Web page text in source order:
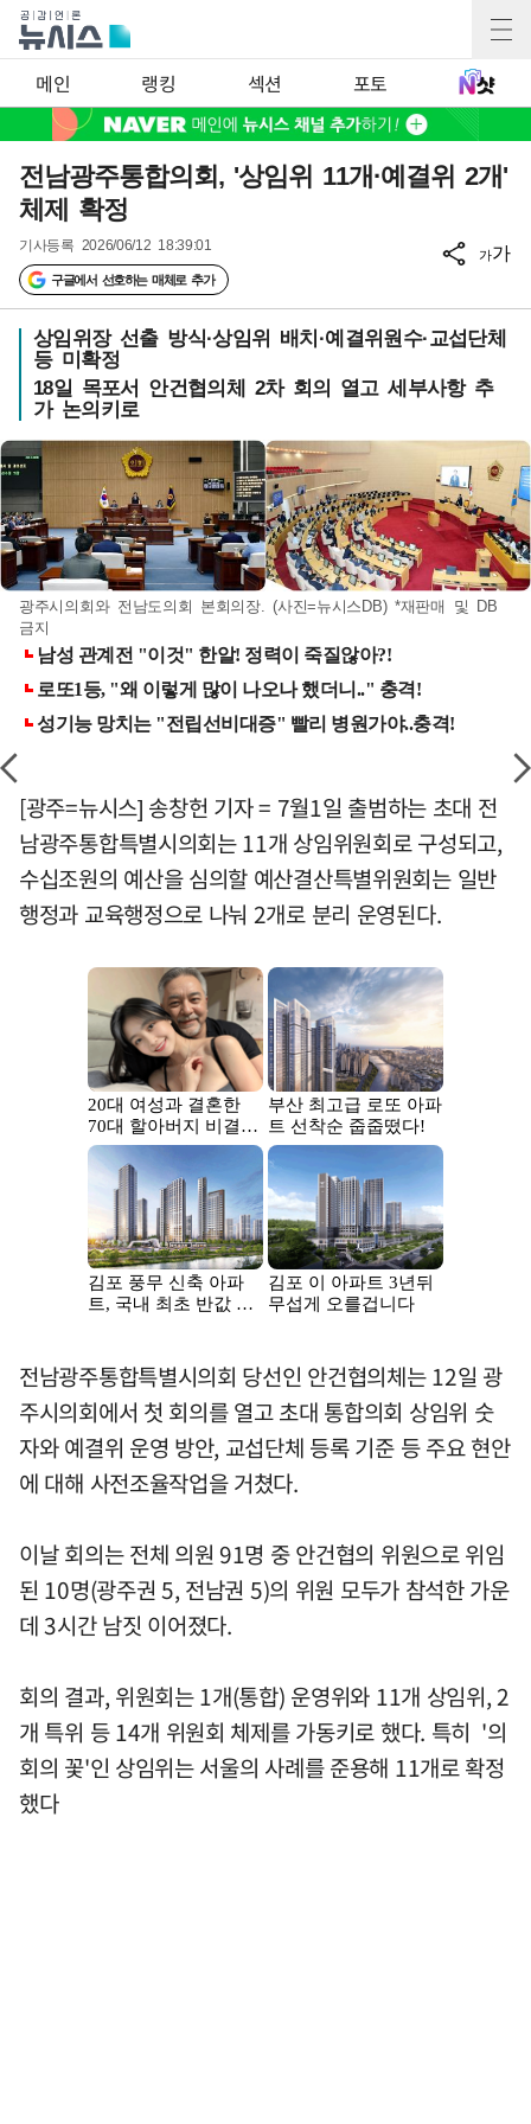
메인 랭킹 섹션 포토
전남광주통합의회, '상임위 11개·예결위 2개'
체제 확정
기사등록 2026/06/12 18:39:01
구글에서 선호하는 매체로 추가
가가
상임위장 선출 방식·상임위 배치·예결위원수·교섭단체
등 미확정
18일 목포서 안건협의체 2차 회의 열고 세부사항 추
가 논의키로
광주시의회와 전남도의회 본회의장. (사진=뉴시스DB) *재판매 및 DB
금지
[광주=뉴시스] 송창헌 기자 = 7월1일 출범하는 초대 전
남광주통합특별시의회는 11개 상임위원회로 구성되고,
수십조원의 예산을 심의할 예산결산특별위원회는 일반
행정과 교육행정으로 나눠 2개로 분리 운영된다.
전남광주통합특별시의회 당선인 안건협의체는 12일 광
주시의회에서 첫 회의를 열고 초대 통합의회 상임위 숫
자와 예결위 운영 방안, 교섭단체 등록 기준 등 주요 현안
에 대해 사전조율작업을 거쳤다.
이날 회의는 전체 의원 91명 중 안건협의 위원으로 위임
된 10명(광주권 5, 전남권 5)의 위원 모두가 참석한 가운
데 3시간 남짓 이어졌다.
회의 결과, 위원회는 1개(통합) 운영위와 11개 상임위, 2
개 특위 등 14개 위원회 체제를 가동키로 했다. 특히 '의
회의 꽃'인 상임위는 서울의 사례를 준용해 11개로 확정
했다